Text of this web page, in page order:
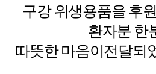
구강 위생용품을 후
환자분 한
따뜻한 마음이전달되